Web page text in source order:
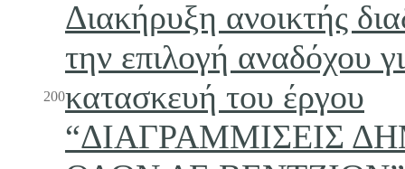
200
Διακήρυξη ανοικτής
την επιλογή αναδόχου
κατασκευή του έργου
“ΔΙΑΓΡΑΜΜΙΣΕΙΣ